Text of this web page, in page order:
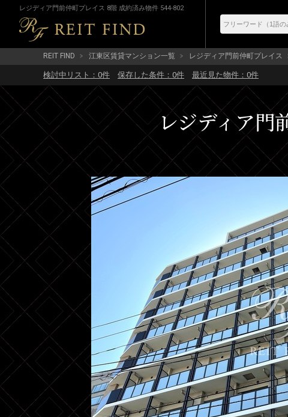
レジディア門前仲町プレイス 8階 成約済み物件 544-802
REIT FIND 江東区賃貸マンション一覧 レジディア門前仲町プレイス
検討中リスト： 0件 保存した条件： 0件 最近見た物件： 0件
レジディア